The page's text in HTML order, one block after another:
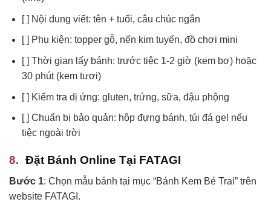
[ ] Nội dung viết: tên + tuổi, câu chúc ngắn
[ ] Phụ kiện: topper gỗ, nến kim tuyến, đồ chơi mini
[ ] Thời gian lấy bánh: trước tiệc 1-2 giờ (kem bơ) hoặc
30 phút (kem tươi)
[ ] Kiểm tra dị ứng: gluten, trứng, sữa, đậu phộng
[ ] Chuẩn bị bảo quản: hộp đựng bánh, túi đá gel nếu
tiệc ngoài trời
Đặt Bánh Online Tại FATAGI
Bước 1: Chọn mẫu bánh tại mục “Bánh Kem Bé Trai” trên
website FATAGI.